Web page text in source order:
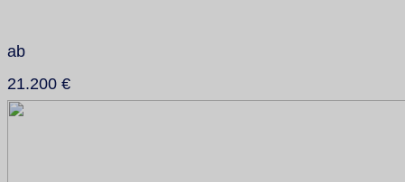
ab
21.200 €